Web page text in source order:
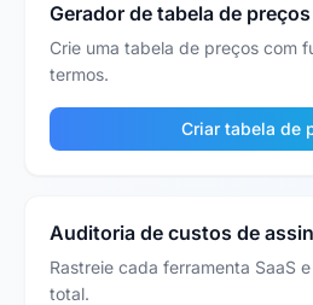
Gerador de tabela de
Crie uma tabela de preços com
termos.
Criar tabela de
Auditoria de custos de
Rastreie cada ferramenta SaaS
total.